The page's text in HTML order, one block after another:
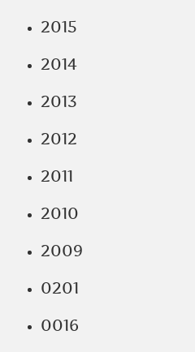
2015
2014
2013
2012
2011
2010
2009
0201
0016